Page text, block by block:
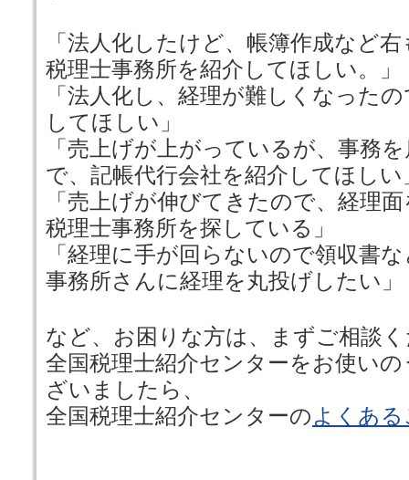
「法人化したけど、帳簿作成など
税理士事務所を紹介してほしい。」
「法人化し、経理が難しくなった
してほしい」
「売上げが上がっているが、事務
で、記帳代行会社を紹介してほしい
「売上げが伸びてきたので、経理
税理士事務所を探している」
「経理に手が回らないので領収書
事務所さんに経理を丸投げしたい」
など、お困りな方は、まずご相談
全国税理士紹介センターをお使い
ざいましたら、
全国税理士紹介センターのよくあ